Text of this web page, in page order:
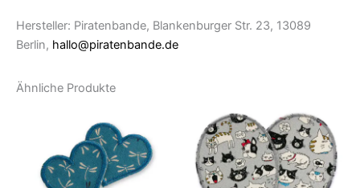
Hersteller: Piratenbande, Blankenburger Str. 23, 13089
Berlin, hallo@piratenbande.de
Ähnliche Produkte